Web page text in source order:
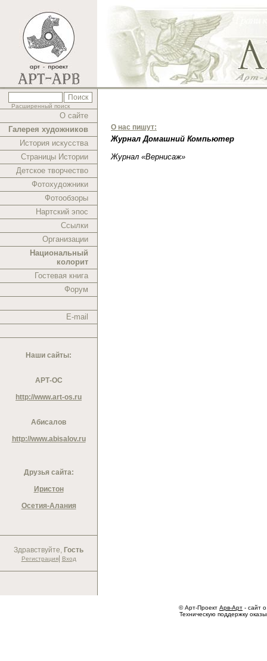
Расширенный поиск
О сайте
Галерея художников
История искусства
Страницы Истории
Детское творчество
Фотохудожники
Фотообзоры
Нартский эпос
Ссылки
Организации
Национальный
колорит
Гостевая книга
Форум
E-mail
Наши сайты:
АРТ-ОС
http://www.art-os.ru
Абисалов
http://www.abisalov.ru
Друзья сайта:
Иристон
Осетия-Алания
Здравствуйте, Гость
Регистрация| Вход
О нас пишут:
Журнал Домашний Компьютер
Журнал «Вернисаж»
© Арт-Проект Арв-Арт - сайт
Техническую поддержку